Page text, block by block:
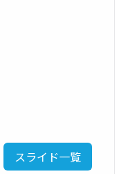
スライド一覧